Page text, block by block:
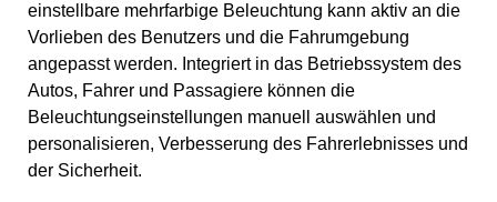
einstellbare mehrfarbige Beleuchtung kann aktiv an die
Vorlieben des Benutzers und die Fahrumgebung
angepasst werden. Integriert in das Betriebssystem des
Autos, Fahrer und Passagiere können die
Beleuchtungseinstellungen manuell auswählen und
personalisieren, Verbesserung des Fahrerlebnisses und
der Sicherheit.